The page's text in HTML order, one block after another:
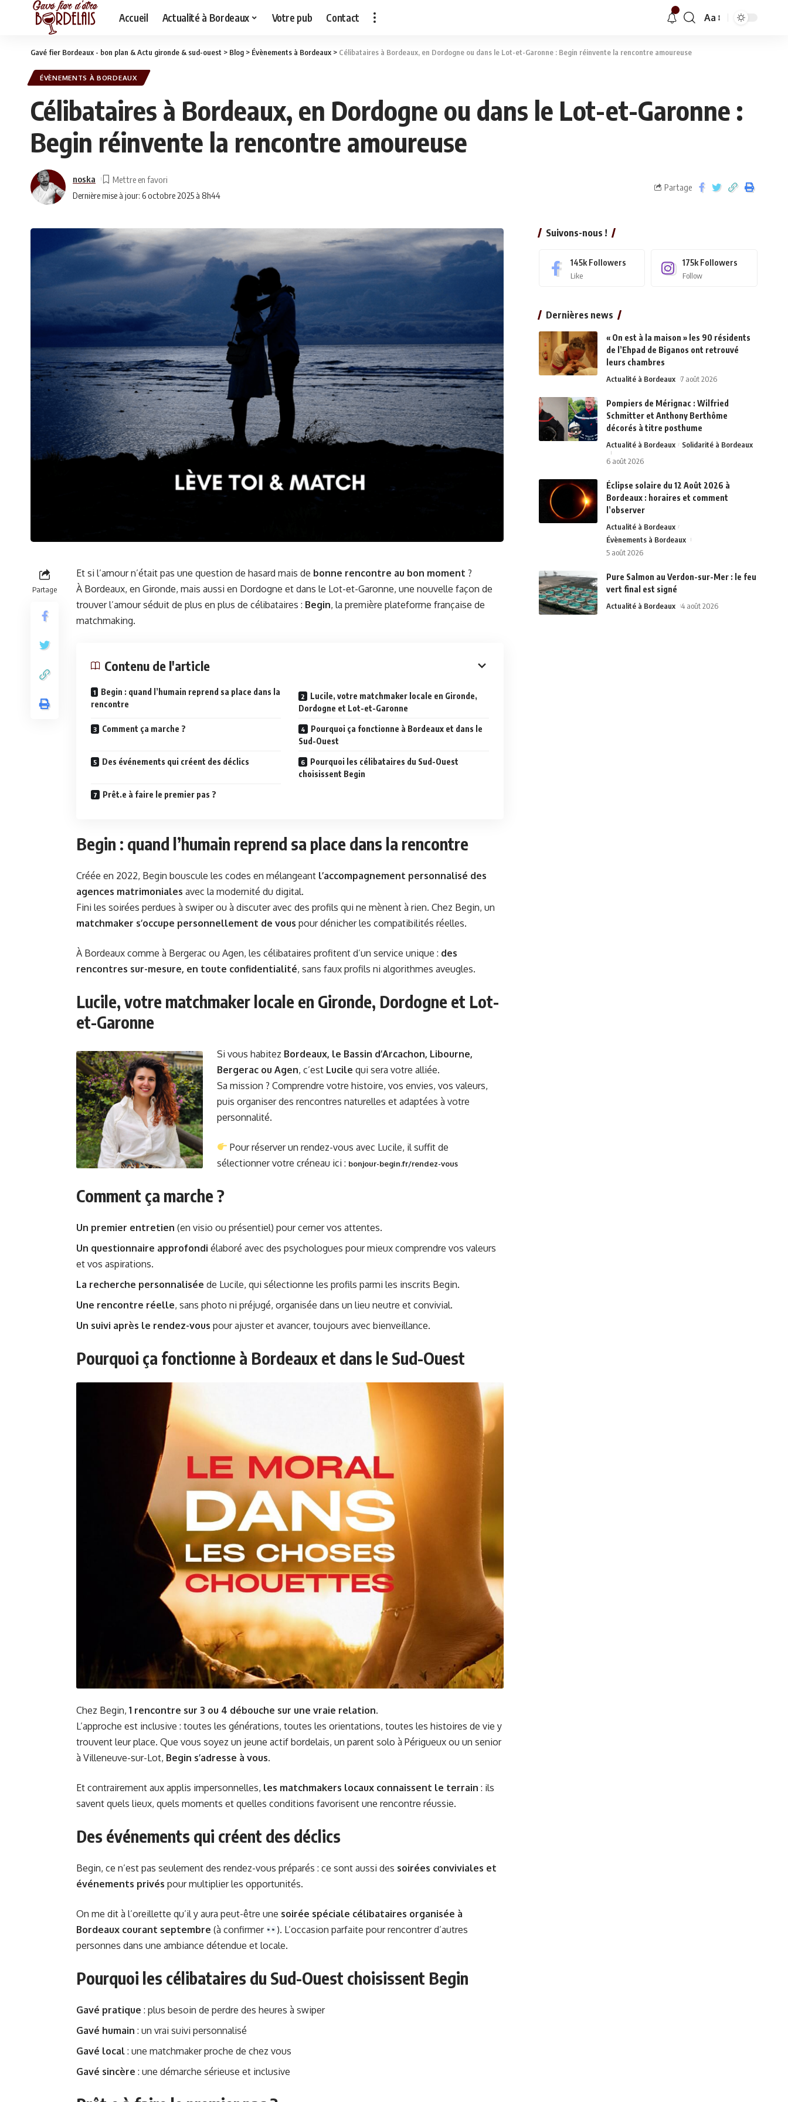
Accueil Actualité à Bordeaux Votre pub Contact Aa
Gavé fier Bordeaux - bon plan & Actu gironde & sud-ouest > Blog > Évènements à Bordeaux > Célibataires à Bordeaux, en Dordogne ou dans le Lot-et-Garonne : Begin réinvente la rencontre amoureuse
ÉVÈNEMENTS À BORDEAUX
Célibataires à Bordeaux, en Dordogne ou dans le Lot-et-Garonne :
Begin réinvente la rencontre amoureuse
Dernière mise à jour: 6 octobre 2025 à 8h44
noska
Partage
Partage
Et si l’amour n’était pas une question de hasard mais de bonne rencontre au bon moment ?
À Bordeaux, en Gironde, mais aussi en Dordogne et dans le Lot-et-Garonne, une nouvelle façon de
trouver l’amour séduit de plus en plus de célibataires : Begin, la première plateforme française de
matchmaking.
Contenu de l'article
Begin : quand l’humain reprend sa place dans la
rencontre
Lucile, votre matchmaker locale en Gironde,
Dordogne et Lot-et-Garonne
Comment ça marche ?
Pourquoi ça fonctionne à Bordeaux et dans le
Sud-Ouest
Des événements qui créent des déclics
Pourquoi les célibataires du Sud-Ouest
choisissent Begin
Prêt.e à faire le premier pas ?
Begin : quand l’humain reprend sa place dans la rencontre
Créée en 2022, Begin bouscule les codes en mélangeant l’accompagnement personnalisé des
agences matrimoniales avec la modernité du digital.
Fini les soirées perdues à swiper ou à discuter avec des profils qui ne mènent à rien. Chez Begin, un
matchmaker s’occupe personnellement de vous pour dénicher les compatibilités réelles.
À Bordeaux comme à Bergerac ou Agen, les célibataires profitent d’un service unique : des
rencontres sur-mesure, en toute confidentialité, sans faux profils ni algorithmes aveugles.
Lucile, votre matchmaker locale en Gironde, Dordogne et Lot-
et-Garonne
Si vous habitez Bordeaux, le Bassin d’Arcachon, Libourne,
Bergerac ou Agen, c’est Lucile qui sera votre alliée.
Sa mission ? Comprendre votre histoire, vos envies, vos valeurs,
puis organiser des rencontres naturelles et adaptées à votre
personnalité.
Pour réserver un rendez-vous avec Lucile, il suffit de
sélectionner votre créneau ici : bonjour-begin.fr/rendez-vous
Comment ça marche ?
Un premier entretien (en visio ou présentiel) pour cerner vos attentes.
Un questionnaire approfondi élaboré avec des psychologues pour mieux comprendre vos valeurs
et vos aspirations.
La recherche personnalisée de Lucile, qui sélectionne les profils parmi les inscrits Begin.
Une rencontre réelle, sans photo ni préjugé, organisée dans un lieu neutre et convivial.
Un suivi après le rendez-vous pour ajuster et avancer, toujours avec bienveillance.
Pourquoi ça fonctionne à Bordeaux et dans le Sud-Ouest
Chez Begin, 1 rencontre sur 3 ou 4 débouche sur une vraie relation.
L’approche est inclusive : toutes les générations, toutes les orientations, toutes les histoires de vie y
trouvent leur place. Que vous soyez un jeune actif bordelais, un parent solo à Périgueux ou un senior
à Villeneuve-sur-Lot, Begin s’adresse à vous.
Et contrairement aux applis impersonnelles, les matchmakers locaux connaissent le terrain : ils
savent quels lieux, quels moments et quelles conditions favorisent une rencontre réussie.
Des événements qui créent des déclics
Begin, ce n’est pas seulement des rendez-vous préparés : ce sont aussi des soirées conviviales et
événements privés pour multiplier les opportunités.
On me dit à l’oreillette qu’il y aura peut-être une soirée spéciale célibataires organisée à
Bordeaux courant septembre (à confirmer
). L’occasion parfaite pour rencontrer d’autres
personnes dans une ambiance détendue et locale.
Pourquoi les célibataires du Sud-Ouest choisissent Begin
Gavé pratique : plus besoin de perdre des heures à swiper
Gavé humain : un vrai suivi personnalisé
Gavé local : une matchmaker proche de chez vous
Gavé sincère : une démarche sérieuse et inclusive
Suivons-nous !
145k Followers
Like
175k Followers
Follow
Dernières news
« On est à la maison » les 90 résidents
de l’Ehpad de Biganos ont retrouvé
leurs chambres
Actualité à Bordeaux 7 août 2026
Pompiers de Mérignac : Wilfried
Schmitter et Anthony Berthôme
décorés à titre posthume
Actualité à Bordeaux
Solidarité à Bordeaux
6 août 2026
Éclipse solaire du 12 Août 2026 à
Bordeaux : horaires et comment
l’observer
Actualité à Bordeaux
Évènements à Bordeaux
5 août 2026
Pure Salmon au Verdon-sur-Mer : le feu
vert final est signé
Actualité à Bordeaux 4 août 2026